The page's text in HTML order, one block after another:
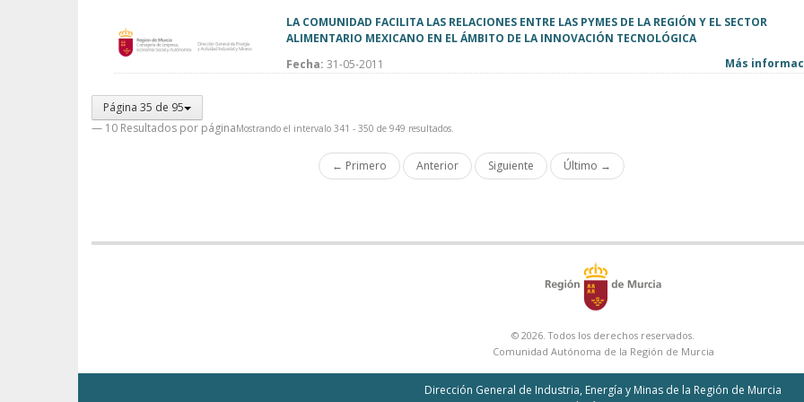
LA COMUNIDAD FACILITA LAS RELACIONES ENTRE LAS PYMES DE LA REGIÓN Y EL SECTOR
ALIMENTARIO MEXICANO EN EL ÁMBITO DE LA INNOVACIÓN TECNOLÓGICA
Fecha: 31-05-2011 Más
Página 35 de 95
— 10 Resultados por páginaMostrando el intervalo 341 - 350 de 949 resultados.
← Primero Anterior Siguiente Último →
© 2026. Todos los derechos reservados.
Comunidad Autónoma de la Región de Murcia
Dirección General de Industria, Energía y Minas de la Región de Murcia